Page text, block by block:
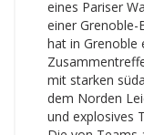
eines Pariser
einer
hat in Grenoble
mit starken
dem Norden
und explosives